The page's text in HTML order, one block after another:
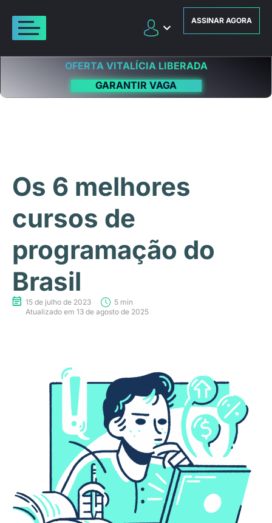
ASSINAR AGORA
OFERTA VITALÍCIA LIBERADA
GARANTIR VAGA
Os 6 melhores
cursos de
programação do
Brasil
15 de julho de 2023
5 min
Atualizado em 13 de agosto de 2025